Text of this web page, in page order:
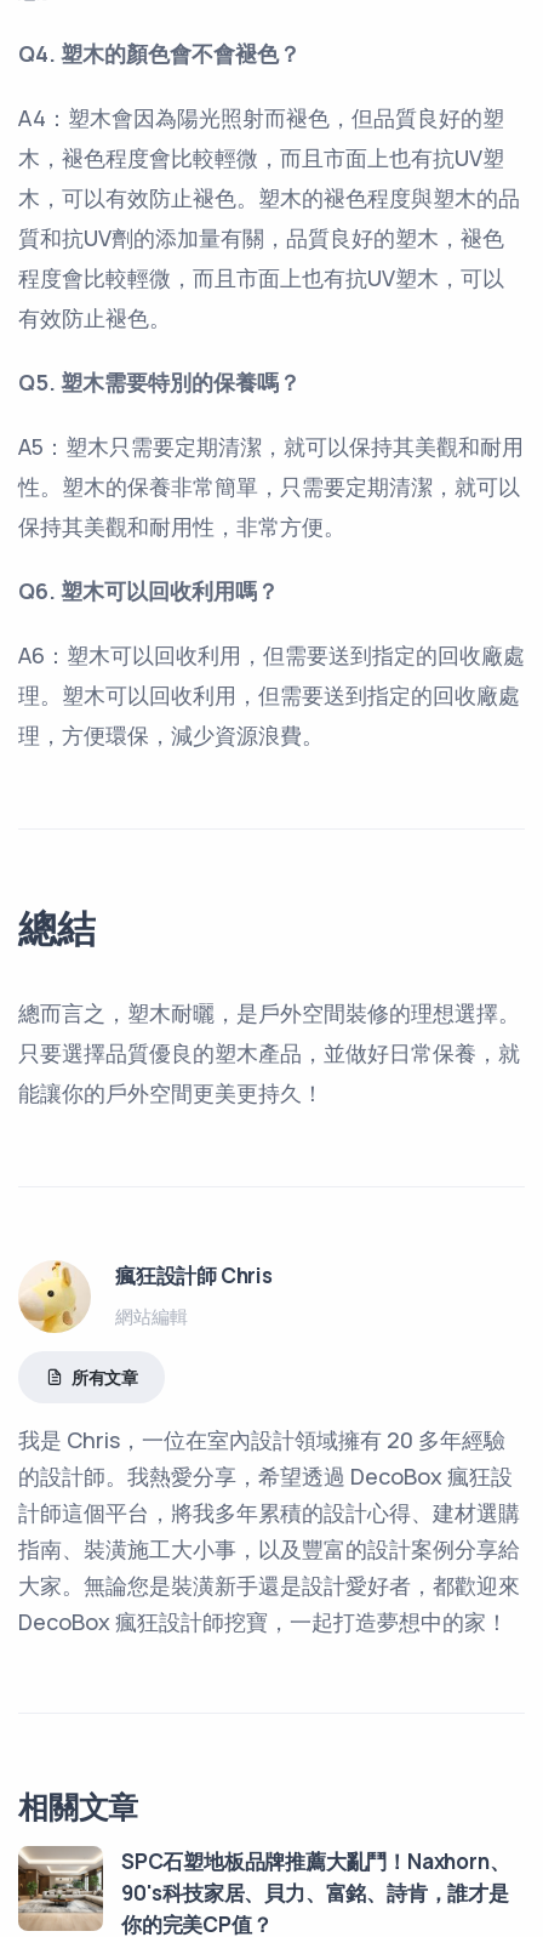
Q4. 塑木的顏色會不會褪色？
A4：塑木會因為陽光照射而褪色，但品質良好的塑
木，褪色程度會比較輕微，而且市面上也有抗UV塑
木，可以有效防止褪色。塑木的褪色程度與塑木的品
質和抗UV劑的添加量有關，品質良好的塑木，褪色
程度會比較輕微，而且市面上也有抗UV塑木，可以
有效防止褪色。
Q5. 塑木需要特別的保養嗎？
A5：塑木只需要定期清潔，就可以保持其美觀和耐用
性。塑木的保養非常簡單，只需要定期清潔，就可以
保持其美觀和耐用性，非常方便。
Q6. 塑木可以回收利用嗎？
A6：塑木可以回收利用，但需要送到指定的回收廠處
理。塑木可以回收利用，但需要送到指定的回收廠處
理，方便環保，減少資源浪費。
總結
總而言之，塑木耐曬，是戶外空間裝修的理想選擇。
只要選擇品質優良的塑木產品，並做好日常保養，就
能讓你的戶外空間更美更持久！
瘋狂設計師 Chris
網站編輯
所有文章
我是 Chris，一位在室內設計領域擁有 20 多年經驗
的設計師。我熱愛分享，希望透過 DecoBox 瘋狂設
計師這個平台，將我多年累積的設計心得、建材選購
指南、裝潢施工大小事，以及豐富的設計案例分享給
大家。無論您是裝潢新手還是設計愛好者，都歡迎來
DecoBox 瘋狂設計師挖寶，一起打造夢想中的家！
相關文章
SPC石塑地板品牌推薦大亂鬥！Naxhorn、
90's科技家居、貝力、富銘、詩肯，誰才是
你的完美CP值？